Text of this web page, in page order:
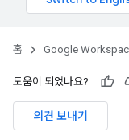
홈 Google
도움이 되었나요?
의견 보내기